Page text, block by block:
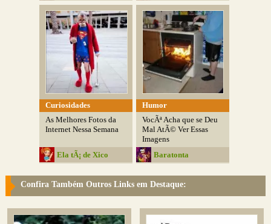
Curiosidades
As Melhores Fotos da
Internet Nessa Semana
Ela tÃ¡ de Xico
Humor
VocÃª Acha que se Deu
Mal AtÃ© Ver Essas
Imagens
Baratonta
Confira Também Outros Links em Destaque: